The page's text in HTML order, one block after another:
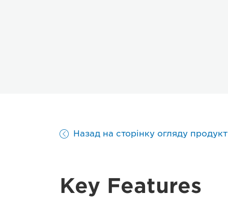
Назад на сторінку огляду
Key Features